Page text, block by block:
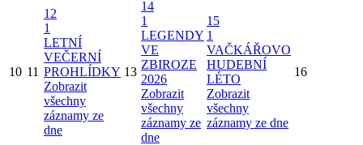
10 11
12
1
LETNÍ
VEČERNÍ
PROHLÍDKY
Zobrazit
všechny
záznamy ze
dne
13
14
1
LEGENDY
VE
ZBIROZE
2026
Zobrazit
všechny
záznamy ze
dne
15
1
VAČKÁŘOVO
HUDEBNÍ
LÉTO
Zobrazit
všechny
záznamy ze dne
16